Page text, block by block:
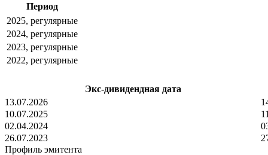
Период
2025, регулярные
2024, регулярные
2023, регулярные
2022, регулярные
Экс-дивидендная дата
13.07.2026
10.07.2025
02.04.2024
26.07.2023
Профиль эмитента